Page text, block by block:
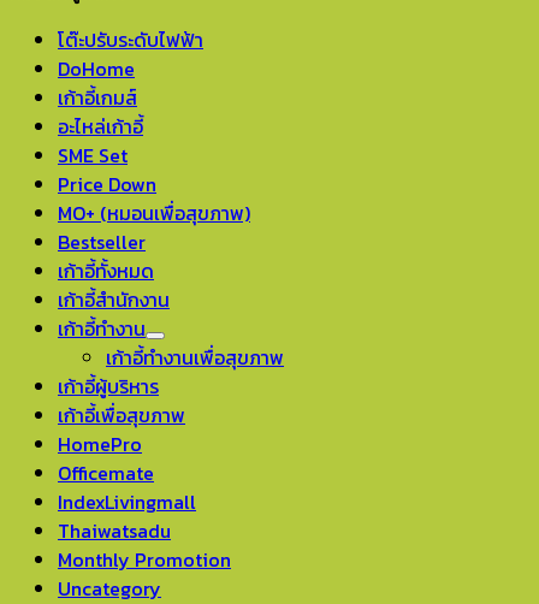
โต๊ะปรับระดับไฟฟ้า
DoHome
เก้าอี้เกมส์
อะไหล่เก้าอี้
SME Set
Price Down
MO+ (หมอนเพื่อสุขภาพ)
Bestseller
เก้าอี้ทั้งหมด
เก้าอี้สำนักงาน
เก้าอี้ทำงาน
เก้าอี้ทำงานเพื่อสุขภาพ
เก้าอี้ผู้บริหาร
เก้าอี้เพื่อสุขภาพ
HomePro
Officemate
IndexLivingmall
Thaiwatsadu
Monthly Promotion
Uncategory